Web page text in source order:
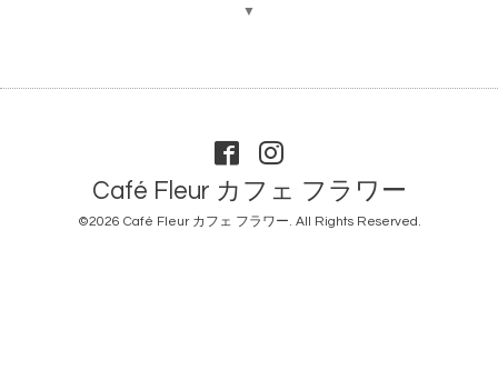
▼
Café Fleur カフェ フラワー
©2026 Café Fleur カフェ フラワー. All Rights Reserved.